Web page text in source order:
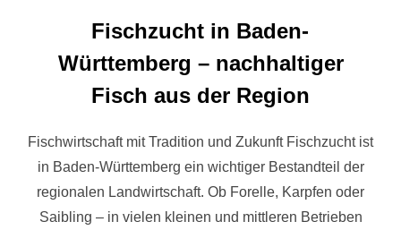
Fischzucht in Baden-
Württemberg – nachhaltiger
Fisch aus der Region
Fischwirtschaft mit Tradition und Zukunft Fischzucht ist
in Baden-Württemberg ein wichtiger Bestandteil der
regionalen Landwirtschaft. Ob Forelle, Karpfen oder
Saibling – in vielen kleinen und mittleren Betrieben